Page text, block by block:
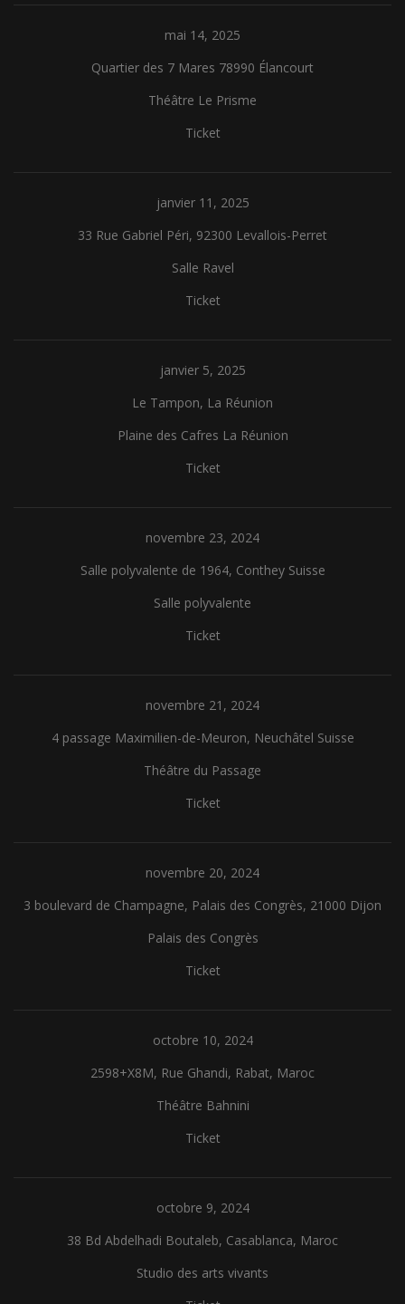
mai 14, 2025
Quartier des 7 Mares 78990 Élancourt
Théâtre Le Prisme
Ticket
janvier 11, 2025
33 Rue Gabriel Péri, 92300 Levallois-Perret
Salle Ravel
Ticket
janvier 5, 2025
Le Tampon, La Réunion
Plaine des Cafres La Réunion
Ticket
novembre 23, 2024
Salle polyvalente de 1964, Conthey Suisse
Salle polyvalente
Ticket
novembre 21, 2024
4 passage Maximilien-de-Meuron, Neuchâtel Suisse
Théâtre du Passage
Ticket
novembre 20, 2024
3 boulevard de Champagne, Palais des Congrès, 21000 Dijon
Palais des Congrès
Ticket
octobre 10, 2024
2598+X8M, Rue Ghandi, Rabat, Maroc
Théâtre Bahnini
Ticket
octobre 9, 2024
38 Bd Abdelhadi Boutaleb, Casablanca, Maroc
Studio des arts vivants